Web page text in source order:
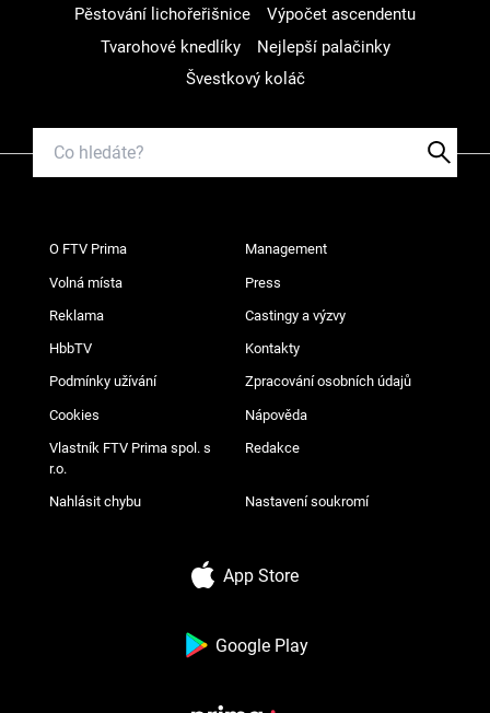
Pěstování lichořeřišnice
Výpočet ascendentu
Tvarohové knedlíky
Nejlepší palačinky
Švestkový koláč
O FTV Prima Management
Volná místa Press
Reklama Castingy a výzvy
HbbTV Kontakty
Podmínky užívání Zpracování osobních údajů
Cookies Nápověda
Vlastník FTV Prima spol. s
r.o.
Redakce
Nahlásit chybu Nastavení soukromí
App Store
Google Play